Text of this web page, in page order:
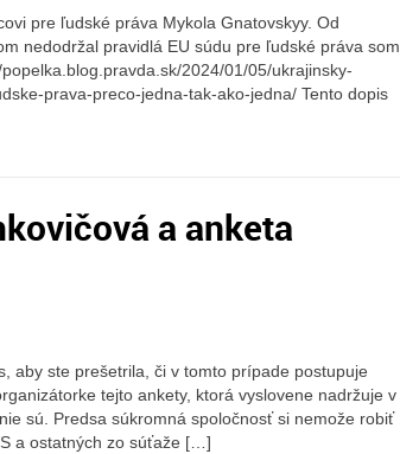
pre ľudské práva Mykola Gnatovskyy. Od
nedodržal pravidlá EU súdu pre ľudské práva som
2024/01/05/ukrajinsky-
prava-preco-jedna-tak-ako-jedna/ Tento dopis
a anketa
aby ste prešetrila, či v tomto prípade postupuje
tejto ankety, ktorá vyslovene nadržuje v
sú. Predsa súkromná spoločnosť si nemože robiť
a ostatných zo súťaže […]